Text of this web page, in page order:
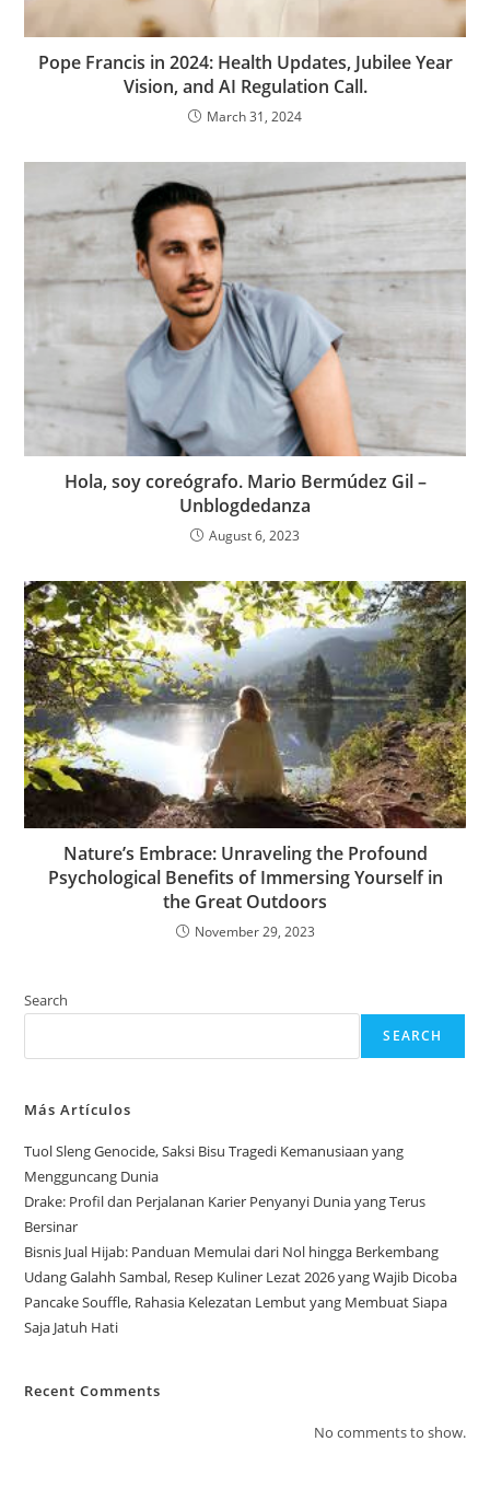
Pope Francis in 2024: Health Updates, Jubilee Year
Vision, and AI Regulation Call.
March 31, 2024
Hola, soy coreógrafo. Mario Bermúdez Gil –
Unblogdedanza
August 6, 2023
Nature’s Embrace: Unraveling the Profound
Psychological Benefits of Immersing Yourself in
the Great Outdoors
November 29, 2023
Search
SEARCH
Más Artículos
Tuol Sleng Genocide, Saksi Bisu Tragedi Kemanusiaan yang
Mengguncang Dunia
Drake: Profil dan Perjalanan Karier Penyanyi Dunia yang Terus
Bersinar
Bisnis Jual Hijab: Panduan Memulai dari Nol hingga Berkembang
Udang Galahh Sambal, Resep Kuliner Lezat 2026 yang Wajib Dicoba
Pancake Souffle, Rahasia Kelezatan Lembut yang Membuat Siapa
Saja Jatuh Hati
Recent Comments
No comments to show.